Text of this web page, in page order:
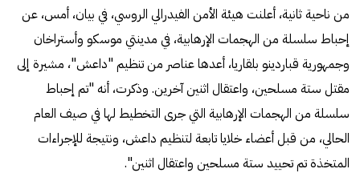
من ناحية ثانية، أعلنت هيئة الأمن الفيدرالي الروسي، في بيان، أمس، عن
إحباط سلسلة من الهجمات الإرهابية، في مدينتي موسكو وأستراخان
وجمهورية قباردينو بلقاريا، أعدها عناصر من تنظيم "داعش"، مشيرة إلى
مقتل ستة مسلحين، واعتقال اثنين آخرين. وذكرت، أنه "تم إحباط
سلسلة من الهجمات الإرهابية التي جرى التخطيط لها في صيف العام
الحالي، من قبل أعضاء خلايا تابعة لتنظيم داعش، ونتيجة للإجراءات
المتخذة تم تحييد ستة مسلحين واعتقال اثنين".